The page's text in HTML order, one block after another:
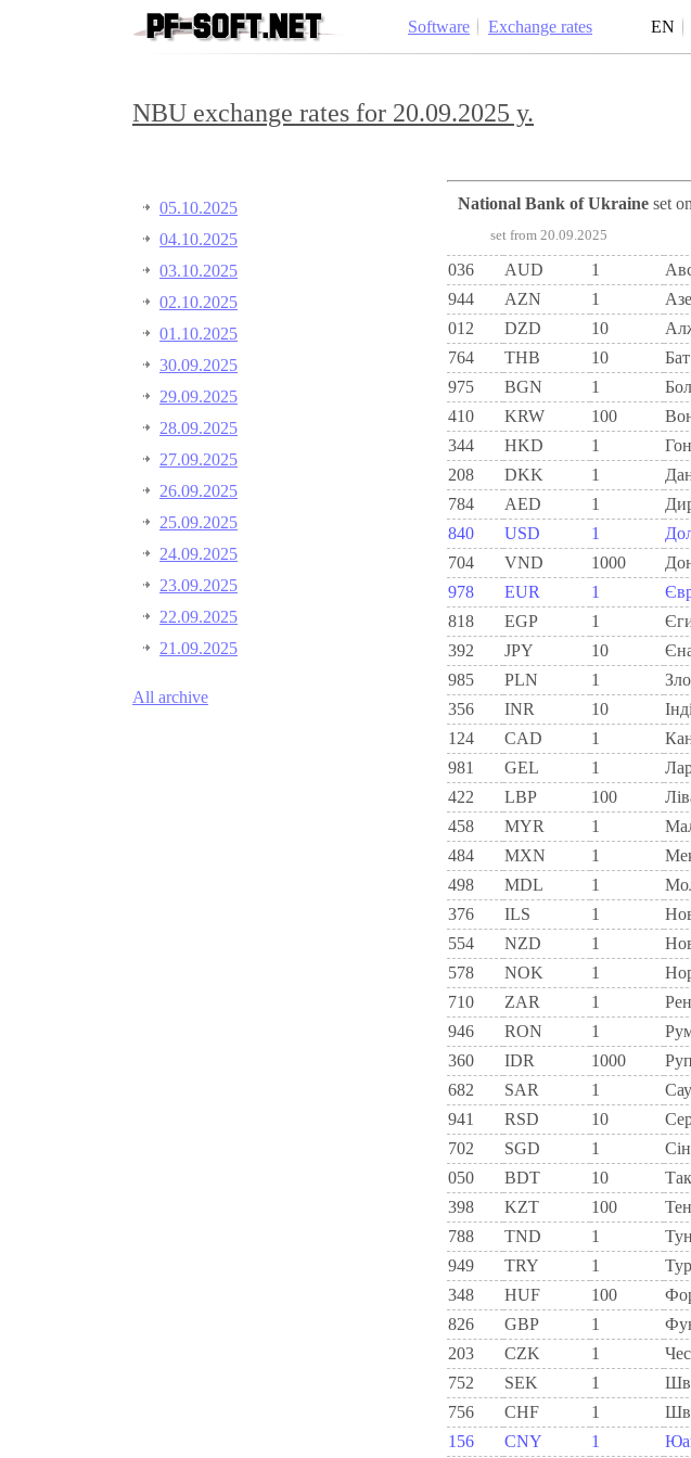
Software Exchange rates EN
NBU exchange rates for 20.09.2025 y.
05.10.2025
04.10.2025
03.10.2025
02.10.2025
01.10.2025
30.09.2025
29.09.2025
28.09.2025
27.09.2025
26.09.2025
25.09.2025
24.09.2025
23.09.2025
22.09.2025
21.09.2025
All archive
National Bank of Ukraine set on
set from 20.09.2025
036 AUD 1
944
AZN 1
012
DZD 10
764
THB 10 Бат
975
BGN 1
410
KRW 100
344
HKD 1
208
DKK 1
784
AED 1
840
USD 1
704
VND 1000
978
EUR 1
818
EGP 1
392
JPY 10
985
PLN 1
356
INR 10
124
CAD 1
981
GEL 1
422
LBP 100
458
MYR 1
484
MXN 1
498
MDL 1
376
ILS 1
554
NZD 1
578
NOK 1
710
ZAR 1
946
RON 1
360
IDR 1000
682
SAR 1
941
RSD 10
702
SGD 1
050
BDT 10
398
KZT 100
788
TND 1
949
TRY 1
348
HUF 100
826
GBP 1
203
CZK 1
752
SEK 1
756
CHF 1
156
CNY 1